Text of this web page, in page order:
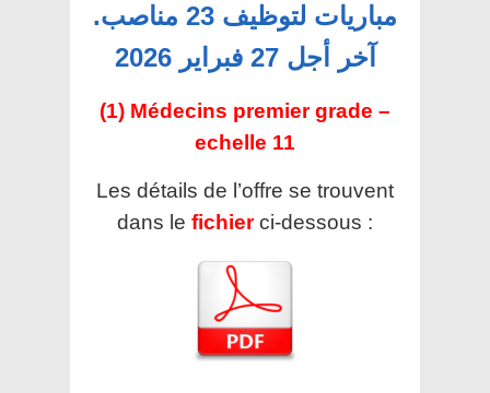
مباريات لتوظيف 23 مناصب.
آخر أجل 27 فبراير 2026
(1) Médecins premier grade –
echelle 11
Les détails de l’offre se trouvent
dans le fichier ci-dessous :